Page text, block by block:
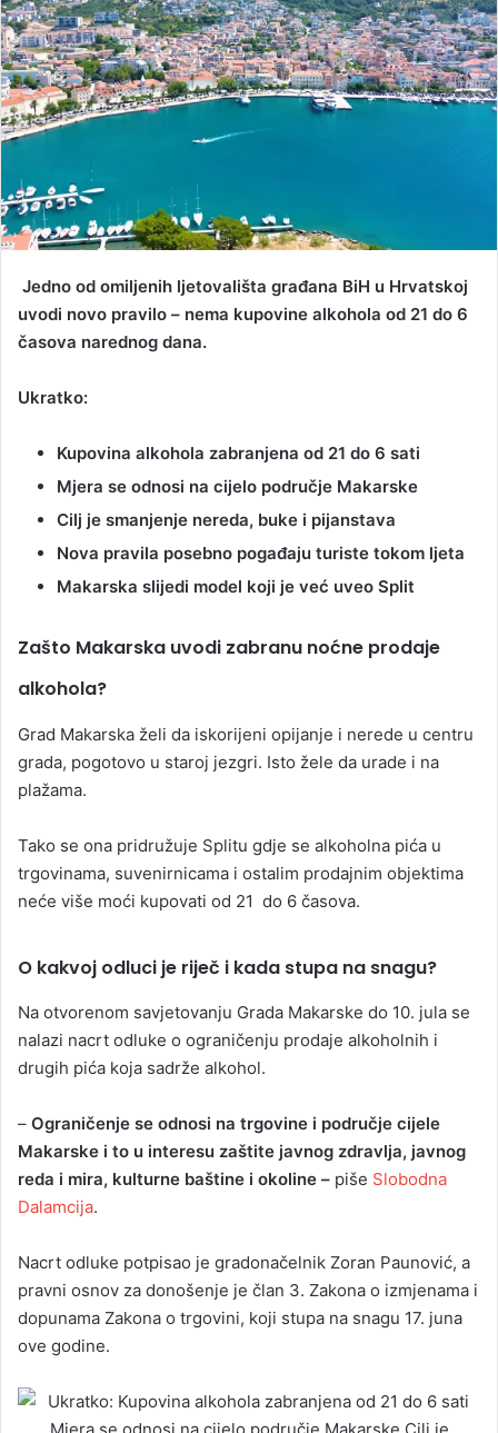
n
e
m
a
Jedno od omiljenih ljetovališta građana BiH u Hrvatskoj
uvodi novo pravilo – nema kupovine alkohola od 21 do 6
časova narednog dana.
Ukratko:
Kupovina alkohola zabranjena od 21 do 6 sati
Mjera se odnosi na cijelo područje Makarske
Cilj je smanjenje nereda, buke i pijanstava
Nova pravila posebno pogađaju turiste tokom ljeta
Makarska slijedi model koji je već uveo Split
Zašto Makarska uvodi zabranu noćne prodaje
alkohola?
Grad Makarska želi da iskorijeni opijanje i nerede u centru
grada, pogotovo u staroj jezgri. Isto žele da urade i na
plažama.
Tako se ona pridružuje Splitu gdje se alkoholna pića u
trgovinama, suvenirnicama i ostalim prodajnim objektima
neće više moći kupovati od 21 do 6 časova.
O kakvoj odluci je riječ i kada stupa na snagu?
Na otvorenom savjetovanju Grada Makarske do 10. jula se
nalazi nacrt odluke o ograničenju prodaje alkoholnih i
drugih pića koja sadrže alkohol.
– Ograničenje se odnosi na trgovine i područje cijele
Makarske i to u interesu zaštite javnog zdravlja, javnog
reda i mira, kulturne baštine i okoline – piše Slobodna
Dalamcija.
Nacrt odluke potpisao je gradonačelnik Zoran Paunović, a
pravni osnov za donošenje je član 3. Zakona o izmjenama i
dopunama Zakona o trgovini, koji stupa na snagu 17. juna
ove godine.